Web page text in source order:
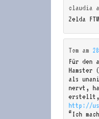
claudia
Zelda
Tom am
Für den
Hamster
als
nervt,
erstellt,
http://
“Ich